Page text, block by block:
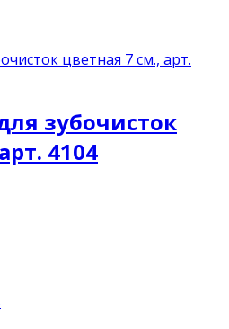
зубочисток
4104